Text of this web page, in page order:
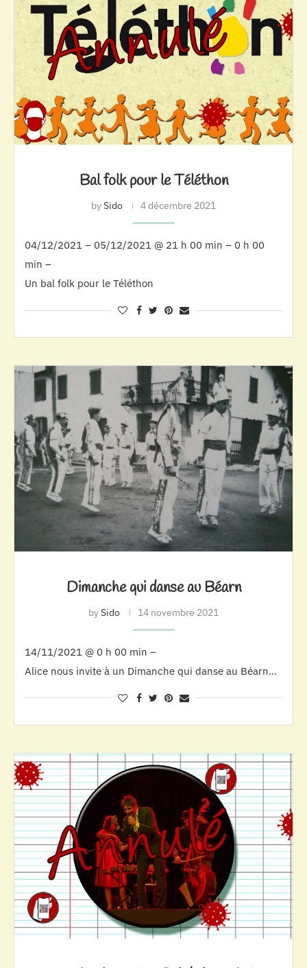
Bal folk pour le Téléthon
bySido 4 décembre 2021
04/12/2021 – 05/12/2021 @ 21 h 00 min – 0 h 00
min –
Un bal folk pour le Téléthon
Dimanche qui danse au Béarn
bySido 14 novembre 2021
14/11/2021 @ 0 h 00 min –
Alice nous invite à un Dimanche qui danse au Béarn…